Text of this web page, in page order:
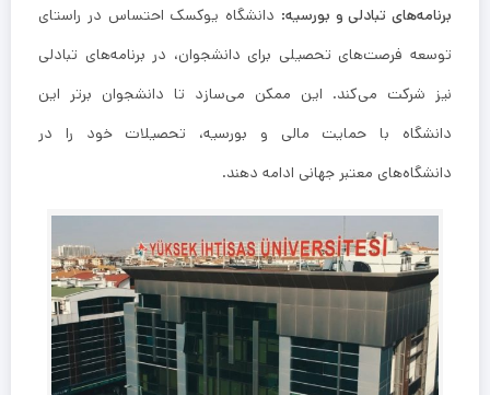
برنامه‌های تبادلی و بورسیه: دانشگاه یوکسک احتساس در راستای
توسعه فرصت‌های تحصیلی برای دانشجوان، در برنامه‌های تبادلی
نیز شرکت می‌کند. این ممکن می‌سازد تا دانشجوان برتر این
دانشگاه با حمایت مالی و بورسیه، تحصیلات خود را در
دانشگاه‌های معتبر جهانی ادامه دهند.